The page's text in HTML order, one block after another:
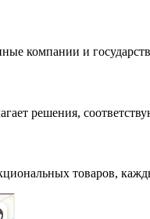
компании и
решения,
товаров,